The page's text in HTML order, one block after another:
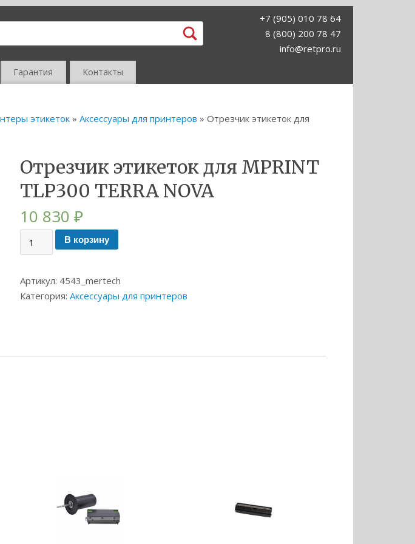
+7 (905) 010 78 64
8 (800) 200 78 47
info@retpro.ru
Гарантия Контакты
этикеток » Аксессуары для принтеров » Отрезчик этикеток для
Отрезчик этикеток для MPRINT
TLP300 TERRA NOVA
10 830 ₽
В корзину
Артикул: 4543_mertech
Категория: Аксессуары для принтеров